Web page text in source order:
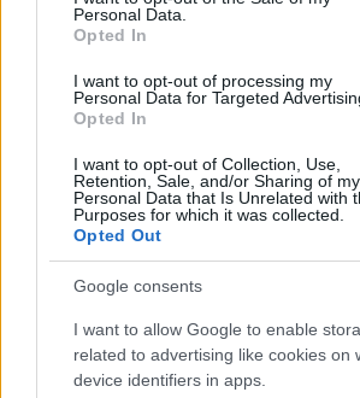
Personal Data.
Opted In
I want to opt-out of processing my
Personal Data for Targeted
Opted In
I want to opt-out of Collection, Use,
Retention, Sale, and/or Sharing of my
Personal Data that Is Unrelated with
Purposes for which it was collected.
Opted Out
Google consents
I want to allow Google to enable
related to advertising like cookies on
device identifiers in apps.
daGoogle News
Condividi l'articolo
F
a
ce
b
T
w
it
te
Pi
n
te
re
W
at
s
S
a
re
Articolo
Prossimo articolo